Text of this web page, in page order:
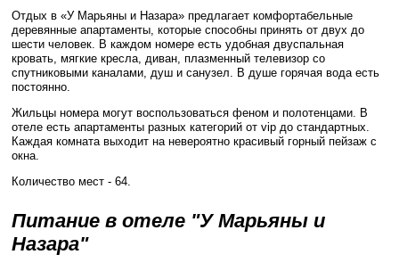
Отдых в «У Марьяны и Назара» предлагает комфортабельные
деревянные апартаменты, которые способны принять от двух до
шести человек. В каждом номере есть удобная двуспальная
кровать, мягкие кресла, диван, плазменный телевизор со
спутниковыми каналами, душ и санузел. В душе горячая вода есть
постоянно.
Жильцы номера могут воспользоваться феном и полотенцами. В
отеле есть апартаменты разных категорий от vip до стандартных.
Каждая комната выходит на невероятно красивый горный пейзаж с
окна.
Количество мест - 64.
Питание в отеле "У Марьяны и
Назара"